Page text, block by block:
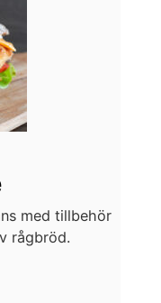
med tillbehör
rågbröd.